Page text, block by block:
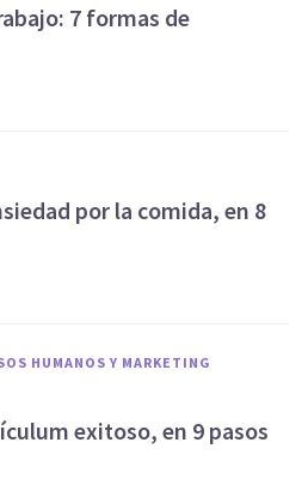
7 formas de
por la comida, en 8
HUMANOS Y MARKETING
exitoso, en 9 pasos